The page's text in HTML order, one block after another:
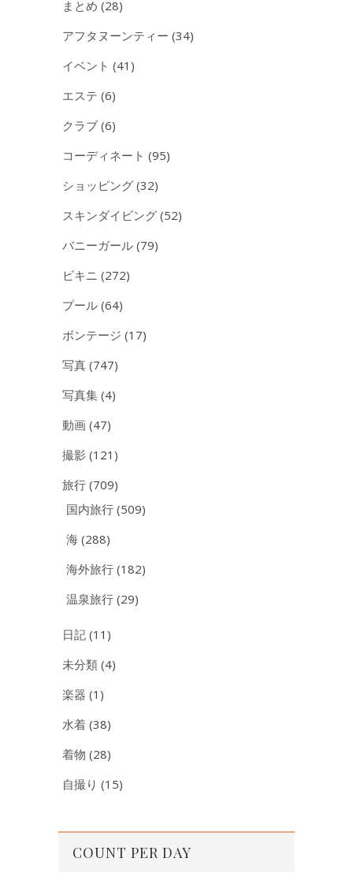
まとめ (28)
アフタヌーンティー (34)
イベント (41)
エステ (6)
クラブ (6)
コーディネート (95)
ショッピング (32)
スキンダイビング (52)
バニーガール (79)
ビキニ (272)
プール (64)
ボンテージ (17)
写真 (747)
写真集 (4)
動画 (47)
撮影 (121)
旅行 (709)
国内旅行 (509)
海 (288)
海外旅行 (182)
温泉旅行 (29)
日記 (11)
未分類 (4)
楽器 (1)
水着 (38)
着物 (28)
自撮り (15)
COUNT PER DAY